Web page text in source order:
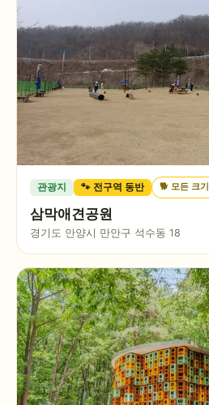
관광지 🐾 전구역 동반 🐕모든 크기
삼막애견공원
경기도 안양시 만안구 석수동 18